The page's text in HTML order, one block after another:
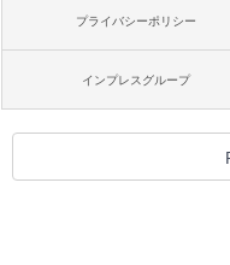
プライバシーポリシー
インプレスグループ